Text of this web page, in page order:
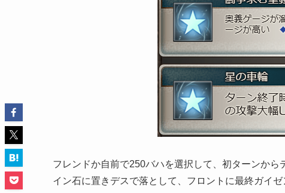
フレンドか自前で250バハを選択して、初ターンか
イン石に置きデスで落として、フロントに最終ガイゼ